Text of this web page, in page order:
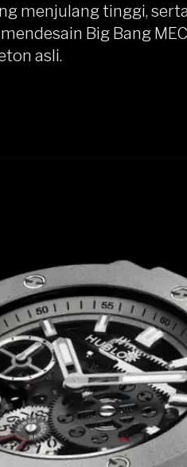
menjulang tinggi,
Big Bang
asli.